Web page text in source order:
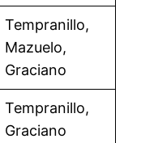
Tempranillo,
Mazuelo,
Graciano
Tempranillo,
Graciano